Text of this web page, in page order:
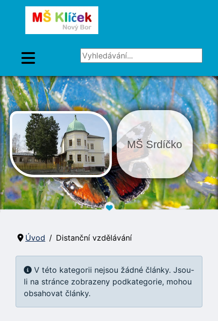
Vyhledávání...
MŠ Srdíčko
Úvod Distanční vzdělávání
Informace
V této kategorii nejsou žádné články. Jsou-
li na stránce zobrazeny podkategorie, mohou
obsahovat články.